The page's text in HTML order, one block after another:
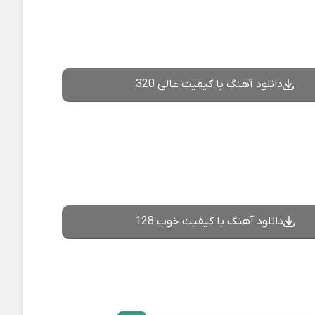
دانلود آهنگ با کیفیت عالی 320
دانلود آهنگ با کیفیت خوب 128